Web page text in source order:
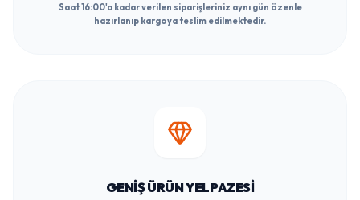
Saat 16:00'a kadar verilen siparişleriniz aynı gün özenle
hazırlanıp kargoya teslim edilmektedir.
GENIŞ ÜRÜN YELPAZESI